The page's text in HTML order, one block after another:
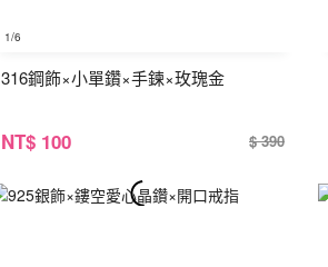
1/6
316鋼飾×小單鑽×手鍊×玫瑰金
NT$ 100 $ 390